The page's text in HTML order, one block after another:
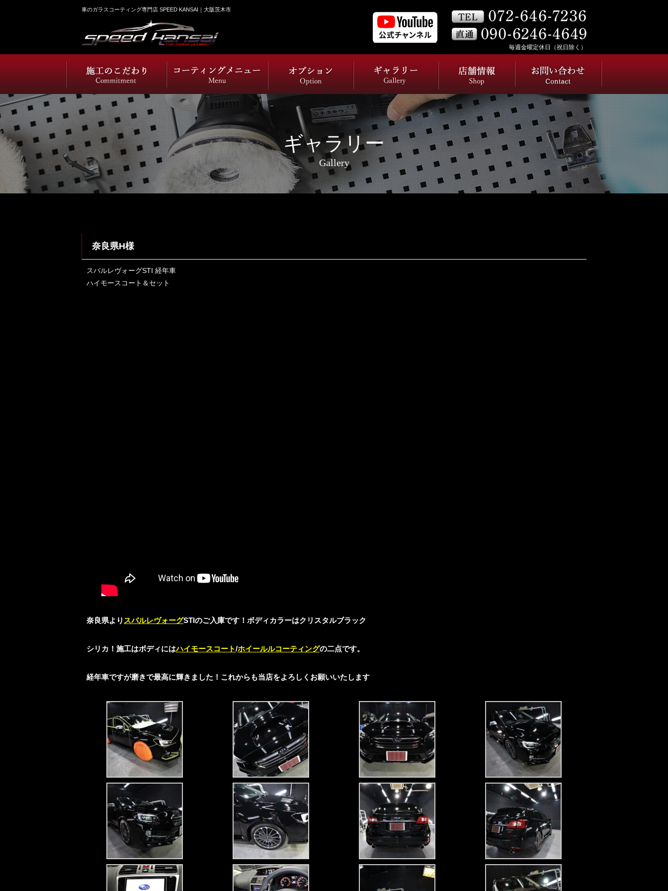
車のガラスコーティング専門店 SPEED KANSAI｜大阪茨木市
毎週金曜定休日（祝日除く）
ギャラリー
Gallery
奈良県H様
スバルレヴォーグSTI 経年車
ハイモースコート＆セット
奈良県より スバルレヴォーグSTIのご入庫です！ボディカラーはクリスタルブラック
シリカ！施工はボディにはハイモースコート/ホイールルコーティングの二点です。
経年車ですが磨きで最高に輝きました！これからも当店をよろしくお願いいたします